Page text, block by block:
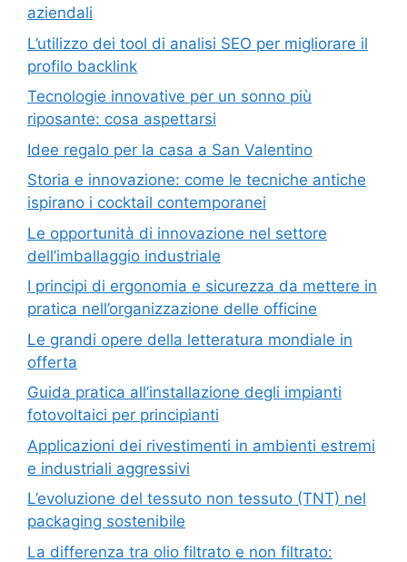
aziendali
L’utilizzo dei tool di analisi SEO per migliorare il
profilo backlink
Tecnologie innovative per un sonno più
riposante: cosa aspettarsi
Idee regalo per la casa a San Valentino
Storia e innovazione: come le tecniche antiche
ispirano i cocktail contemporanei
Le opportunità di innovazione nel settore
dell’imballaggio industriale
I principi di ergonomia e sicurezza da mettere in
pratica nell’organizzazione delle officine
Le grandi opere della letteratura mondiale in
offerta
Guida pratica all’installazione degli impianti
fotovoltaici per principianti
Applicazioni dei rivestimenti in ambienti estremi
e industriali aggressivi
L’evoluzione del tessuto non tessuto (TNT) nel
packaging sostenibile
La differenza tra olio filtrato e non filtrato: